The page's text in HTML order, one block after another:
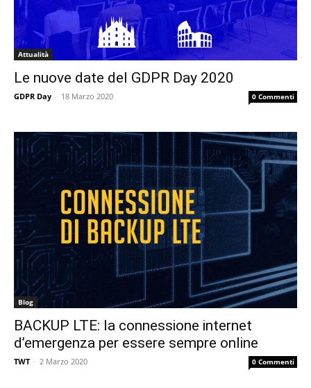
Attualità
Le nuove date del GDPR Day 2020
GDPR Day - 18 Marzo 2020 0 Commenti
Blog
BACKUP LTE: la connessione internet
d’emergenza per essere sempre online
TWT - 2 Marzo 2020 0 Commenti